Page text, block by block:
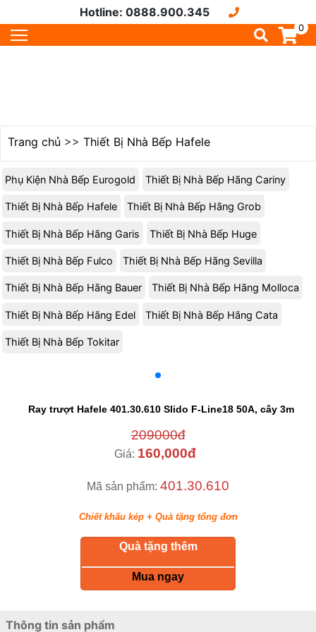
Hotline: 0888.900.345
0
Trang chủ >> Thiết Bị Nhà Bếp Hafele
Phụ Kiện Nhà Bếp Eurogold Thiết Bị Nhà Bếp Hãng Cariny
Thiết Bị Nhà Bếp Hafele Thiết Bị Nhà Bếp Hãng Grob
Thiết Bị Nhà Bếp Hãng Garis Thiết Bị Nhà Bếp Huge
Thiết Bị Nhà Bếp Fulco Thiết Bị Nhà Bếp Hãng Sevilla
Thiết Bị Nhà Bếp Hãng Bauer Thiết Bị Nhà Bếp Hãng Molloca
Thiết Bị Nhà Bếp Hãng Edel Thiết Bị Nhà Bếp Hãng Cata
Thiết Bị Nhà Bếp Tokitar
Ray trượt Hafele 401.30.610 Slido F-Line18 50A, cây 3m
209000đ
Giá: 160,000đ
Mã sản phẩm: 401.30.610
Chiết khấu kép + Quà tặng tổng đơn
Quà tặng thêm
Mua ngay
Thông tin sản phẩm